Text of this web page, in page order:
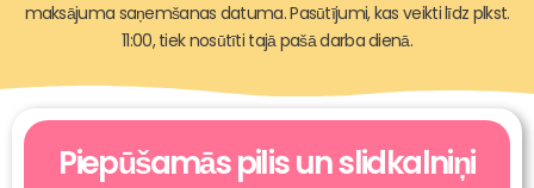
maksājuma saņemšanas datuma. Pasūtījumi, kas veikti līdz plkst.
11:00, tiek nosūtīti tajā pašā darba dienā.
Piepūšamās pilis un slidkalniņi